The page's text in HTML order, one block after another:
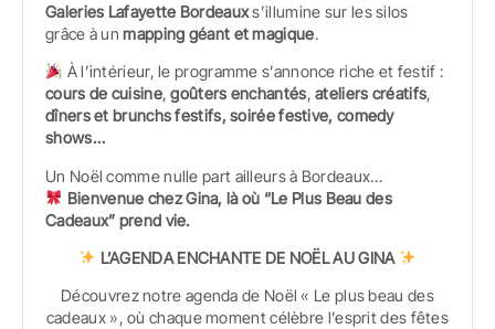
Galeries Lafayette Bordeauxs’illumine sur les silos
grâce à unmapping géant et magique.
À l’intérieur, le programme s’annonce riche et festif :
cours de cuisine,goûters enchantés,ateliers créatifs,
dîners et brunchs festifs, soirée festive, comedy
shows…
Un Noël comme nulle part ailleurs à Bordeaux…
Bienvenue chez Gina, là où “Le Plus Beau des
Cadeaux” prend vie.
L’AGENDA ENCHANTE DE NOËL AU GINA
Découvrez notre agenda de Noël « Le plus beau des
cadeaux », où chaque moment célèbre l’esprit des fêtes